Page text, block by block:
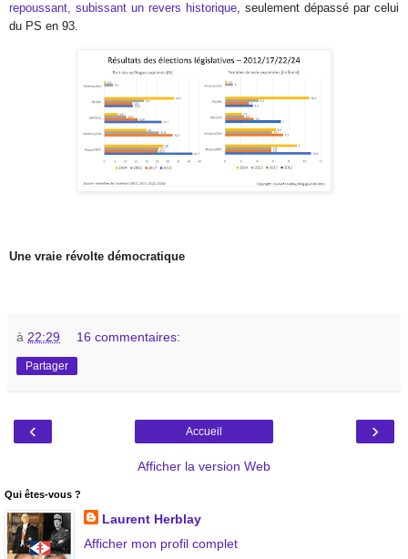
repoussant, subissant un revers historique, seulement dépassé par celui
du PS en 93.
Une vraie révolte démocratique
à 22:29 16 commentaires:
Partager
‹ ›
Accueil
Afficher la version Web
Qui êtes-vous ?
Laurent Herblay
Afficher mon profil complet